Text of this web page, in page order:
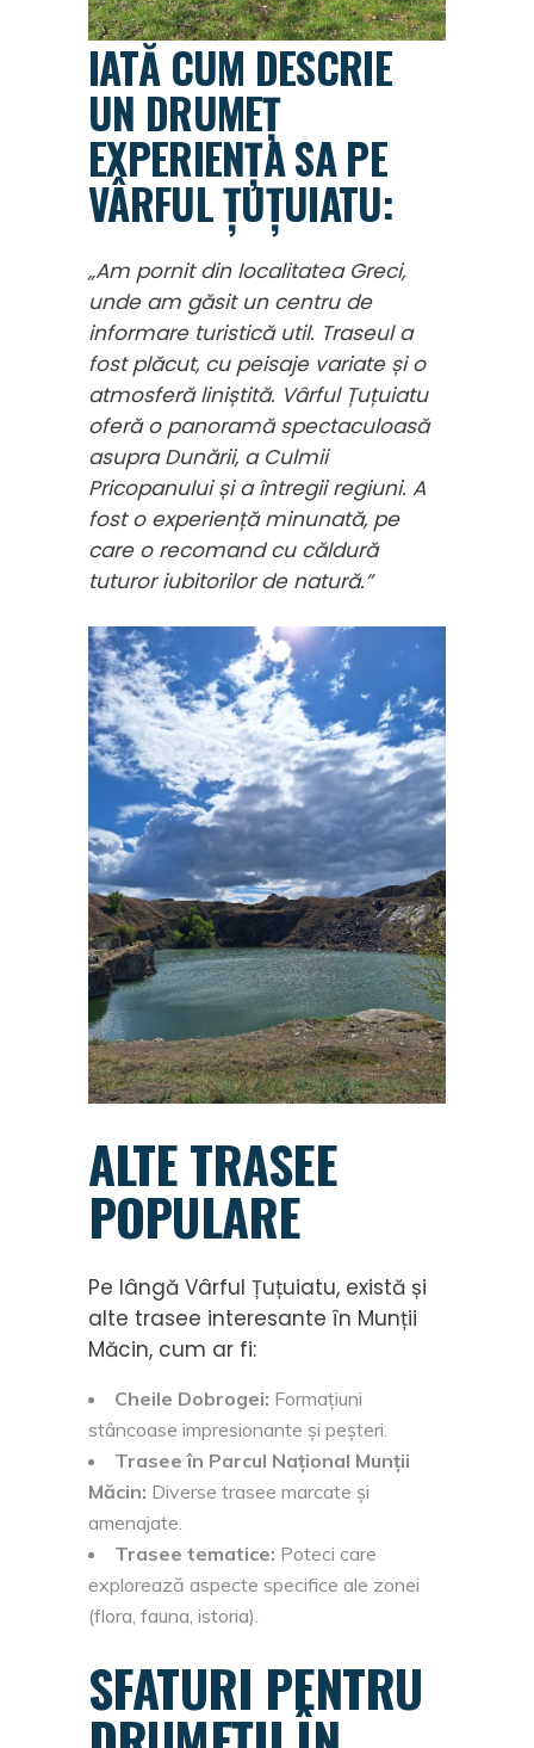
IATĂ CUM DESCRIE
UN DRUMEȚ
EXPERIENȚA SA PE
VÂRFUL ȚUȚUIATU:
„Am pornit din localitatea Greci,
unde am găsit un centru de
informare turistică util. Traseul a
fost plăcut, cu peisaje variate și o
atmosferă liniștită. Vârful Țuțuiatu
oferă o panoramă spectaculoasă
asupra Dunării, a Culmii
Pricopanului și a întregii regiuni. A
fost o experiență minunată, pe
care o recomand cu căldură
tuturor iubitorilor de natură.”
ALTE TRASEE
POPULARE
Pe lângă Vârful Țuțuiatu, există și
alte trasee interesante în Munții
Măcin, cum ar fi:
Cheile Dobrogei: Formațiuni
stâncoase impresionante și peșteri.
Trasee în Parcul Național Munții
Măcin: Diverse trasee marcate și
amenajate.
Trasee tematice: Poteci care
explorează aspecte specifice ale zonei
(flora, fauna, istoria).
SFATURI PENTRU